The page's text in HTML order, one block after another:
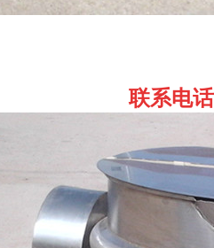
联系电